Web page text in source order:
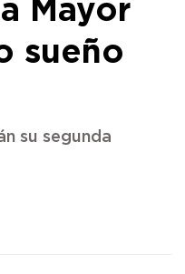
Mayor
sueño
su segunda